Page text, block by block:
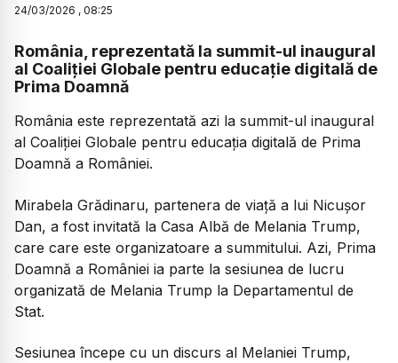
24/03/2026 , 08:25
România, reprezentată la summit-ul inaugural
al Coaliției Globale pentru educație digitală de
Prima Doamnă
România este reprezentată azi la summit-ul inaugural
al Coaliției Globale pentru educația digitală de Prima
Doamnă a României.
Mirabela Grădinaru, partenera de viață a lui Nicușor
Dan, a fost invitată la Casa Albă de Melania Trump,
care care este organizatoare a summitului. Azi, Prima
Doamnă a României ia parte la sesiunea de lucru
organizată de Melania Trump la Departamentul de
Stat.
Sesiunea începe cu un discurs al Melaniei Trump,